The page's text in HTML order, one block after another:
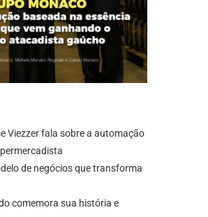
Viezzer fala sobre a automação
de negócios que transforma
comemora sua história e